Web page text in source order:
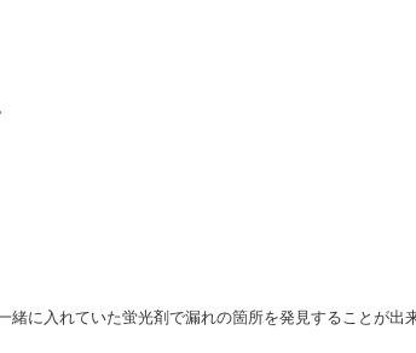
に入れていた蛍光剤で漏れの箇所を発見することが出来